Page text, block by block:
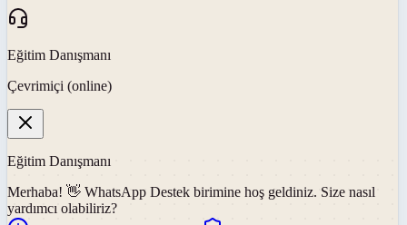
Eğitim Danışmanı
Çevrimiçi (online)
Eğitim Danışmanı
Merhaba! 👋 WhatsApp Destek birimine hoş geldiniz. Size nasıl
yardımcı olabiliriz?